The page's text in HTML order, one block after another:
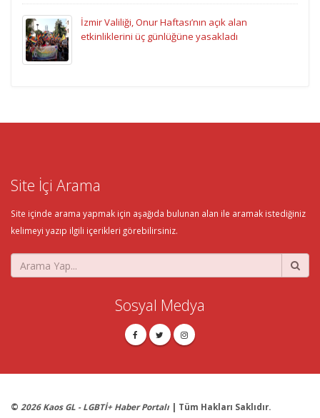
İzmir Valiliği, Onur Haftası’nın açık alan
etkinliklerini üç günlüğüne yasakladı
Site İçi Arama
Site içinde arama yapmak için aşağıda bulunan alan ile aramak istediğiniz
kelimeyi yazıp ilgili içerikleri görebilirsiniz.
Sosyal Medya
© 2026 Kaos GL - LGBTİ+ Haber Portalı | Tüm Hakları Saklıdır.